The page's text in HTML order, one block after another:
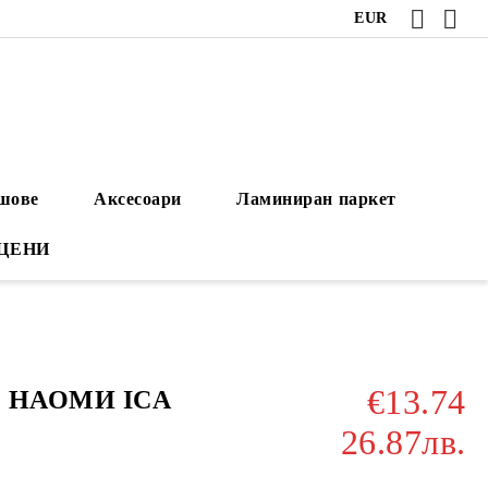
EUR
Аксесоари Ламиниран паркет
НАОМИ ICA
€13.74
26.87лв.